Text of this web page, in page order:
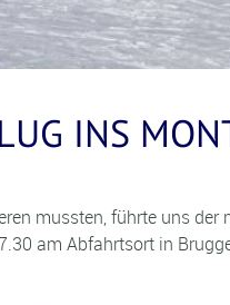
INS
mussten, führte uns
am Abfahrtsort in